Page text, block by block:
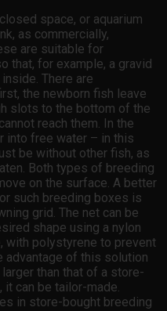
space, or aquarium
as commercially,
are suitable for
that, for example, a gravid
There are
the newborn fish leave
slots to the bottom of the
reach them. In the
into free water – in this
be without other fish, as
Both types of breeding
on the surface. A better
such breeding boxes is
grid. The net can be
shape using a nylon
with polystyrene to prevent
advantage of this solution
than that of a store-
it can be tailor-made.
in store-bought breeding